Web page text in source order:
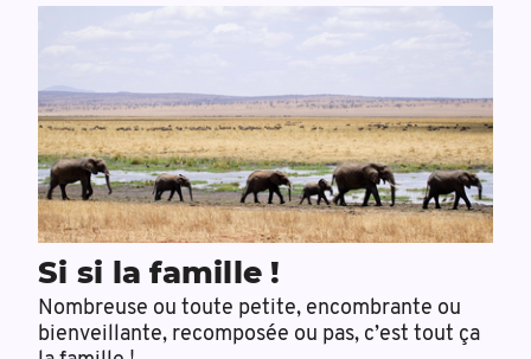
Si si la famille !
Nombreuse ou toute petite, encombrante ou
bienveillante, recomposée ou pas, c’est tout ça